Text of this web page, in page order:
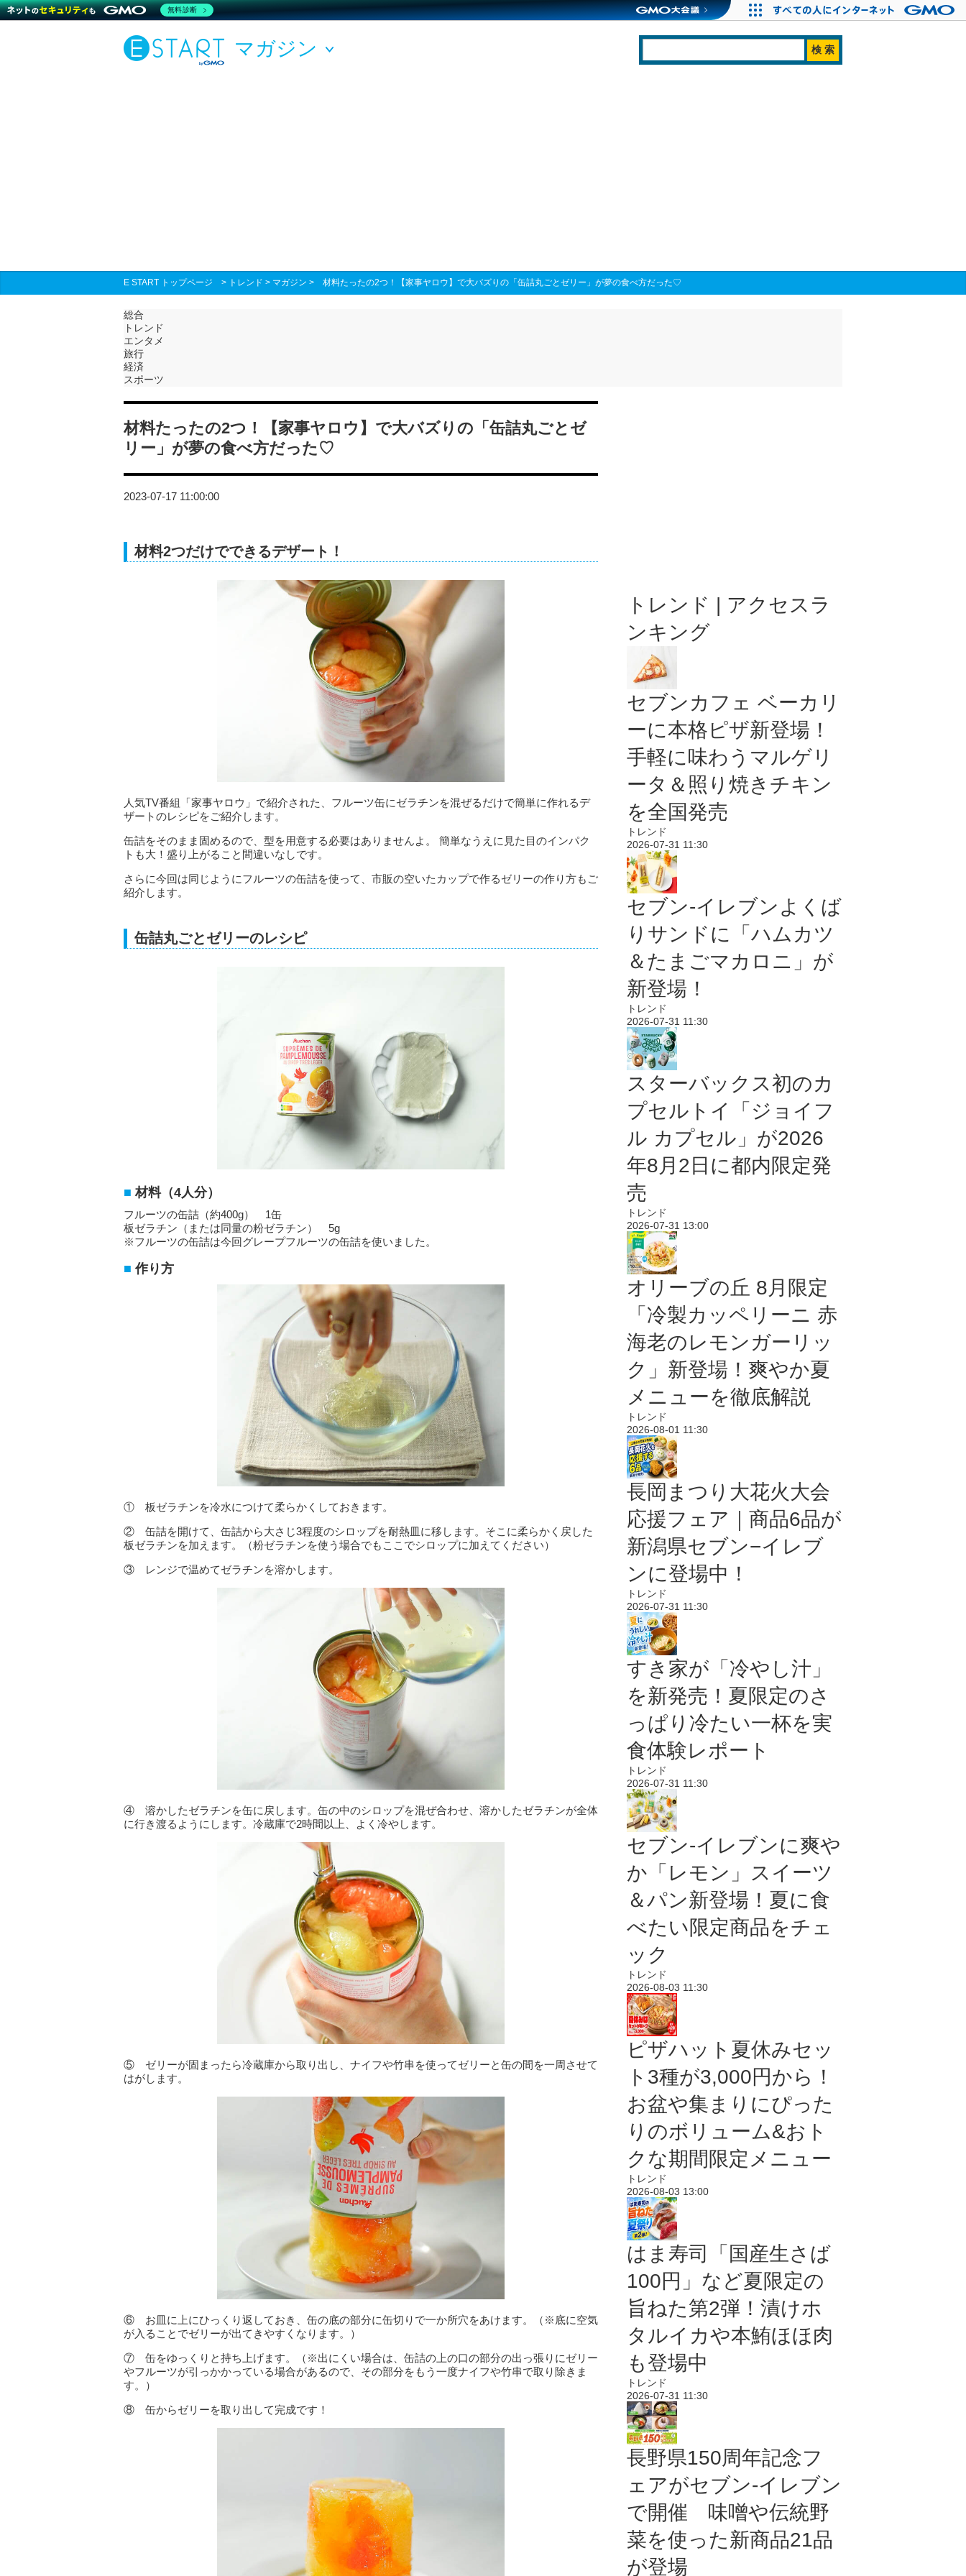
マガジン
E START トップページ > トレンド > マガジン > 材料たったの2つ！【家事ヤロウ】で大バズりの「缶詰丸ごとゼリー」が夢の食べ方だった♡
総合
トレンド
エンタメ
旅行
経済
スポーツ
材料たったの2つ！【家事ヤロウ】で大バズりの「缶詰丸ごとゼ
リー」が夢の食べ方だった♡
2023-07-17 11:00:00
材料2つだけでできるデザート！
人気TV番組「家事ヤロウ」で紹介された、フルーツ缶にゼラチンを混ぜるだけで簡単に作れるデ
ザートのレシピをご紹介します。
缶詰をそのまま固めるので、型を用意する必要はありませんよ。 簡単なうえに見た目のインパク
トも大！盛り上がること間違いなしです。
さらに今回は同じようにフルーツの缶詰を使って、市販の空いたカップで作るゼリーの作り方もご
紹介します。
缶詰丸ごとゼリーのレシピ
材料（4人分）
フルーツの缶詰（約400g） 1缶
板ゼラチン（または同量の粉ゼラチン） 5g
※フルーツの缶詰は今回グレープフルーツの缶詰を使いました。
作り方
① 板ゼラチンを冷水につけて柔らかくしておきます。
② 缶詰を開けて、缶詰から大さじ3程度のシロップを耐熱皿に移します。そこに柔らかく戻した
板ゼラチンを加えます。（粉ゼラチンを使う場合でもここでシロップに加えてください）
③ レンジで温めてゼラチンを溶かします。
④ 溶かしたゼラチンを缶に戻します。缶の中のシロップを混ぜ合わせ、溶かしたゼラチンが全体
に行き渡るようにします。冷蔵庫で2時間以上、よく冷やします。
⑤ ゼリーが固まったら冷蔵庫から取り出し、ナイフや竹串を使ってゼリーと缶の間を一周させて
はがします。
⑥ お皿に上にひっくり返しておき、缶の底の部分に缶切りで一か所穴をあけます。（※底に空気
が入ることでゼリーが出てきやすくなります。）
⑦ 缶をゆっくりと持ち上げます。（※出にくい場合は、缶詰の上の口の部分の出っ張りにゼリー
やフルーツが引っかかっている場合があるので、その部分をもう一度ナイフや竹串で取り除きま
す。）
⑧ 缶からゼリーを取り出して完成です！
トレンド | アクセスラ
ンキング
セブンカフェ ベーカリ
ーに本格ピザ新登場！
手軽に味わうマルゲリ
ータ＆照り焼きチキン
を全国発売
トレンド
2026-07-31 11:30
セブン‐イレブンよくば
りサンドに「ハムカツ
＆たまごマカロニ」が
新登場！
トレンド
2026-07-31 11:30
スターバックス初のカ
プセルトイ「ジョイフ
ル カプセル」が2026
年8月2日に都内限定発
売
トレンド
2026-07-31 13:00
オリーブの丘 8月限定
「冷製カッペリーニ 赤
海老のレモンガーリッ
ク」新登場！爽やか夏
メニューを徹底解説
トレンド
2026-08-01 11:30
長岡まつり大花火大会
応援フェア｜商品6品が
新潟県セブン−イレブ
ンに登場中！
トレンド
2026-07-31 11:30
すき家が「冷やし汁」
を新発売！夏限定のさ
っぱり冷たい一杯を実
食体験レポート
トレンド
2026-07-31 11:30
セブン‐イレブンに爽や
か「レモン」スイーツ
＆パン新登場！夏に食
べたい限定商品をチェ
ック
トレンド
2026-08-03 11:30
ピザハット夏休みセッ
ト3種が3,000円から！
お盆や集まりにぴった
りのボリューム&おト
クな期間限定メニュー
トレンド
2026-08-03 13:00
はま寿司「国産生さば
100円」など夏限定の
旨ねた第2弾！漬けホ
タルイカや本鮪ほほ肉
も登場中
トレンド
2026-07-31 11:30
長野県150周年記念フ
ェアがセブン-イレブン
で開催 味噌や伝統野
菜を使った新商品21品
が登場
無料診断